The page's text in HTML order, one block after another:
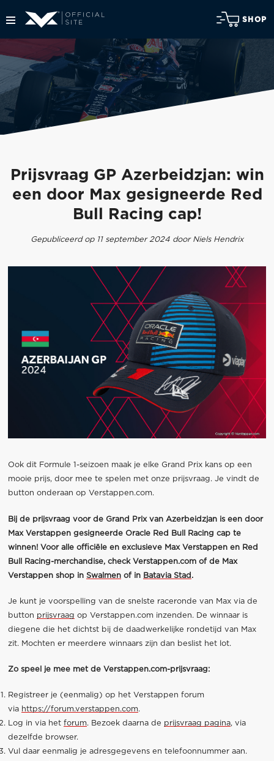
SHOP
Prijsvraag GP Azerbeidzjan: win
een door Max gesigneerde Red
Bull Racing cap!
Gepubliceerd op 11 september 2024 door Niels Hendrix
Ook dit Formule 1-seizoen maak je elke Grand Prix kans op een
mooie prijs, door mee te spelen met onze prijsvraag. Je vindt de
button onderaan op Verstappen.com.
Bij de prijsvraag voor de Grand Prix van Azerbeidzjan is een door
Max Verstappen gesigneerde Oracle Red Bull Racing cap te
winnen! Voor alle officiële en exclusieve Max Verstappen en Red
Bull Racing-merchandise, check Verstappen.com of de Max
Verstappen shop in Swalmenof in Batavia Stad .
Je kunt je voorspelling van de snelste raceronde van Max via de
button prijsvraag op Verstappen.com inzenden. De winnaar is
diegene die het dichtst bij de daadwerkelijke rondetijd van Max
zit. Mochten er meerdere winnaars zijn dan beslist het lot.
Zo speel je mee met de Verstappen.com-prijsvraag:
Registreer je (eenmalig) op het Verstappen forum
via https://forum.verstappen.com.
Log in via het forum. Bezoek daarna de prijsvraag pagina, via
dezelfde browser.
Vul daar eenmalig je adresgegevens en telefoonnummer aan.